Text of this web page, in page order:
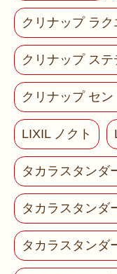
クリナップ ラク
クリナップ ステ
クリナップ セン
LIXIL ノクト
タカラスタンダ
タカラスタンダ
タカラスタンダ